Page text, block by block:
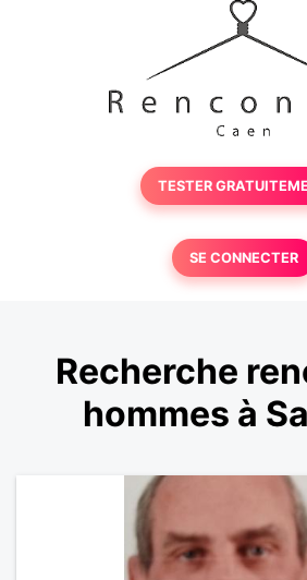
TESTER
SE CONNECTER
Recherche
hommes à